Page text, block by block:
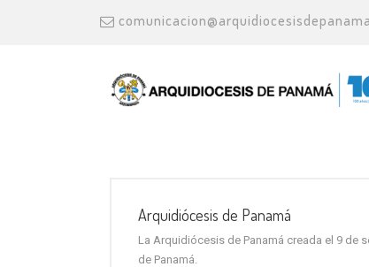
Arquidiócesis de Panamá
La Arquidiócesis de Panamá creada el 9 de
de Panamá.